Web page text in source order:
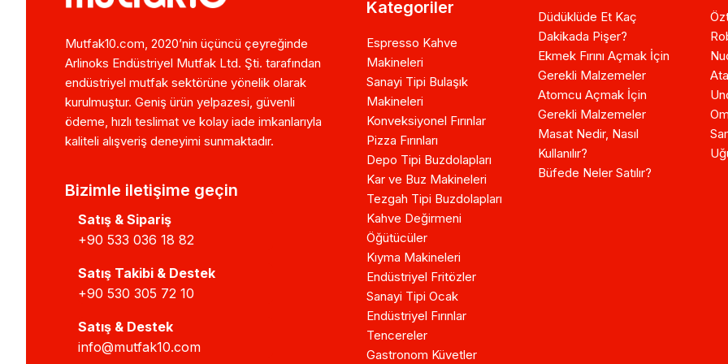
Mutfak10.com, 2020’nin üçüncü çeyreğinde
Arlinoks Endüstriyel Mutfak Ltd. Şti. tarafından
endüstriyel mutfak sektörüne yönelik olarak
kurulmuştur. Geniş ürün yelpazesi, güvenli
ödeme, hızlı teslimat ve kolay iade imkanlarıyla
kaliteli alışveriş deneyimi sunmaktadır.
Bizimle iletişime geçin
Satış & Sipariş
+90 533 036 18 82
Satış Takibi & Destek
+90 530 305 72 10
Satış & Destek
info@mutfak10.com
Kategoriler
Espresso Kahve
Makineleri
Sanayi Tipi Bulaşık
Makineleri
Konveksiyonel Fırınlar
Pizza Fırınları
Depo Tipi Buzdolapları
Kar ve Buz Makineleri
Tezgah Tipi Buzdolapları
Kahve Değirmeni
Öğütücüler
Kıyma Makineleri
Endüstriyel Fritözler
Sanayi Tipi Ocak
Endüstriyel Fırınlar
Tencereler
Gastronom Küvetler
Düdüklüde Et Kaç
Dakikada Pişer?
Ekmek Fırını Açmak İçin
Gerekli Malzemeler
Atomcu Açmak İçin
Gerekli Malzemeler
Masat Nedir, Nasıl
Kullanılır?
Büfede Neler Satılır?